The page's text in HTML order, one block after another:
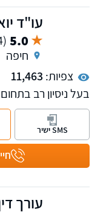
עו"ד
5.0 (4 ממליצים)
חיפה
צפיות: 11,463
בעל ניסיון רב
סכסוכי ירושה, משפט
שנה.SMS ישיר
עורך